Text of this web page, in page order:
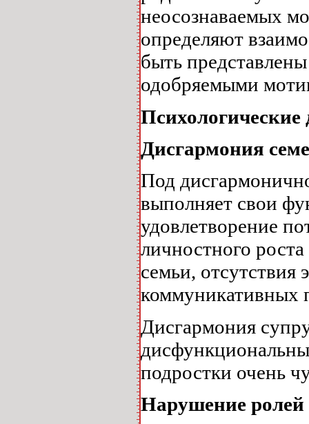
неосознаваемых
определяют
быть
одобряемыми
Дисгармония
Под
выполняет свои
удовлетворение
личностного
семьи,
коммуникативных
Дисгармония
подростки очень
Нарушение ролей